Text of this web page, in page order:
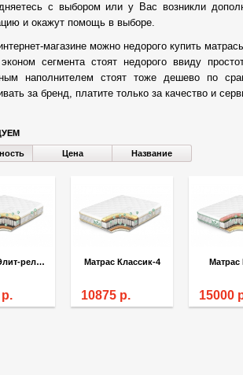
с выбором или у Вас возникли
и окажут помощь в выборе.
магазине можно недорого купить
сегмента стоят недорого ввиду
наполнителем стоят тоже дешево по
за бренд, платите только за качество и
Цена Название
Матрас Элит-рельеф-2
р.
Матрас Классик-4
10875 р. 15000